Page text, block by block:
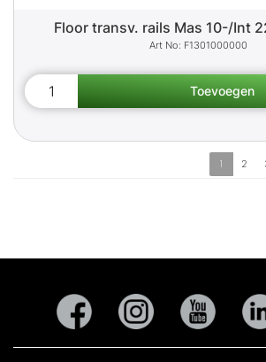
Floor transv. rails Mas 10-/Int
F1301000000
1 2